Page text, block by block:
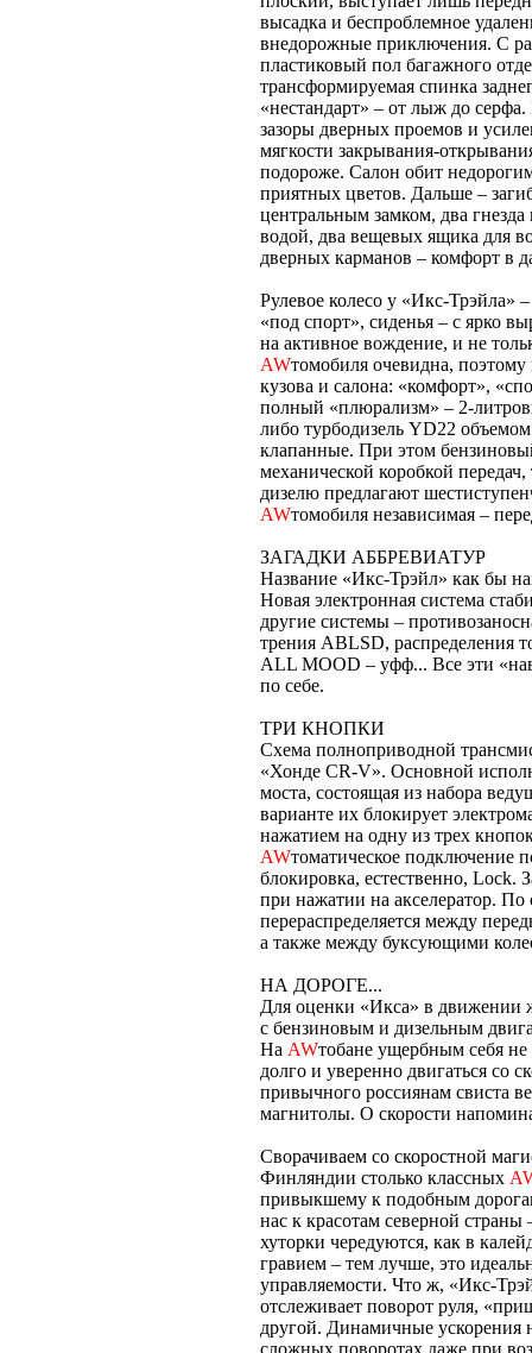
высадка и беспроблемное
внедорожные приключения. С
пластиковый пол багажного
трансформируемая спинка
«нестандарт» – от лыж до
зазоры дверных проемов и
мягкости закрывания-
подороже. Салон обит
приятных цветов. Дальше –
центральным замком, два
водой, два вещевых ящика для
дверных карманов – комфорт в
Рулевое колесо у «Икс-Трэйла»
«под спорт», сиденья – с ярко
на активное вождение, и не
AWтомобиля очевидна, поэтому
кузова и салона: «комфорт»,
полный «плюрализм» – 2-
либо турбодизель YD22
клапанные. При этом
механической коробкой
дизелю предлагают
AWтомобиля независимая –
ЗАГАДКИ АББРЕВИАТУР
Название «Икс-Трэйл» как бы
Новая электронная система
другие системы –
трения ABLSD, распределения
ALL MOOD – уфф... Все эти
по себе.
ТРИ КНОПКИ
Схема полноприводной
«Хонде CR-V». Основной
моста, состоящая из набора
варианте их блокирует
нажатием на одну из трех
AWтоматическое подключение
блокировка, естественно, Lock.
при нажатии на акселератор.
перераспределяется между
а также между буксующими
НА ДОРОГЕ...
Для оценки «Икса» в движении
с бензиновым и дизельным
На AWтобане ущербным себя
долго и уверенно двигаться со
привычного россиянам свиста
магнитолы. О скорости
Сворачиваем со скоростной
Финляндии столько классных
привыкшему к подобным
нас к красотам северной
хуторки чередуются, как в
гравием – тем лучше, это
управляемости. Что ж, «Икс-
отслеживает поворот руля,
другой. Динамичные ускорения
сложных поворотах даже при